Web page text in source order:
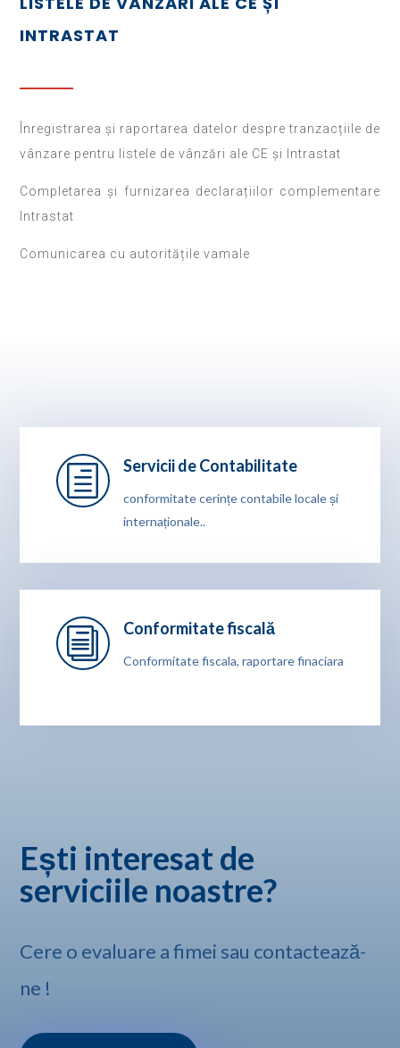
INTRASTAT
Înregistrarea și raportarea datelor despre tranzacțiile de
vânzare pentru listele de vânzări ale CE și Intrastat
Completarea și furnizarea declarațiilor complementare
Intrastat
Comunicarea cu autoritățile vamale
h Servicii de Contabilitate
conformitate cerințe contabile locale și
internaționale..
i Conformitate fiscală
Conformitate fiscala, raportare finaciara
Ești interesat de
serviciile noastre?
Cere o evaluare a fimei sau contactează-
ne !